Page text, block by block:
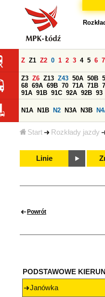
Start Rozkłady jazdy
Z Z1 Z2 0 1 2 3 4 5 6 7
Z3 Z6 Z13 Z43 50A 50B
68 69A 69B 70 71A 71B
91A 91B 91C 92A 92B 93
N1A N1B N2 N3A N3B
Linie
Powrót
PODSTAWOWE
Janówka